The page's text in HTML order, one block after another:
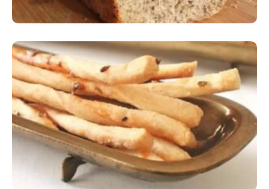
Comer Bem: Palitinhos De Cebola E Salsa